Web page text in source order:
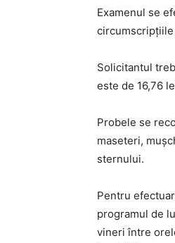
Examenul se
Solicitantul
este de 16,76
Probele se
maseteri,
sternului.
Pentru
programul de
vineri între